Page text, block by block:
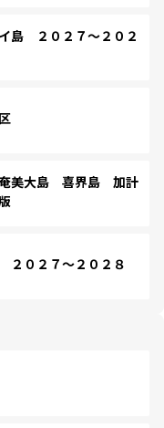
島 ２０２７～２０２
美大島 喜界島 加計
０２７～２０２８